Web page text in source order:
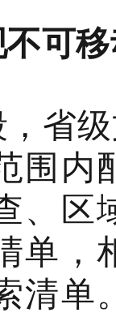
可
省
围内
、区
单，
清单